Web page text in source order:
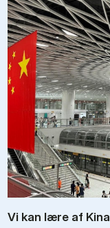
Vi kan lære af Kina